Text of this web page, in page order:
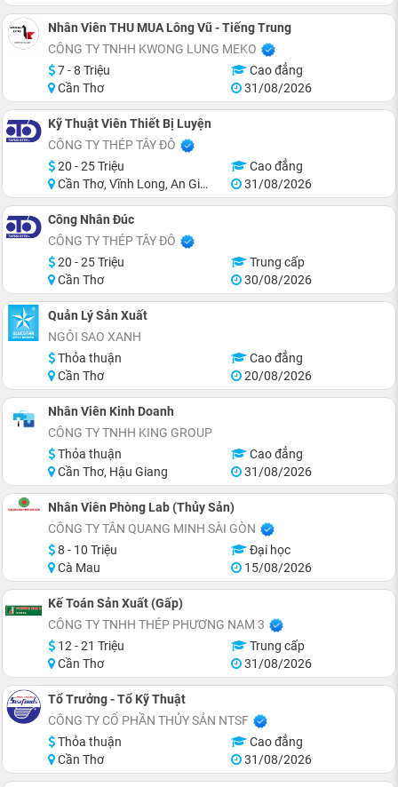
Nhân Viên THU MUA Lông Vũ - Tiếng Trung
CÔNG TY TNHH KWONG LUNG MEKO
7 - 8 Triệu
Cao đẳng
Cần Thơ
31/08/2026
Kỹ Thuật Viên Thiết Bị Luyện
CÔNG TY THÉP TÂY ĐÔ
20 - 25 Triệu
Cao đẳng
Cần Thơ, Vĩnh Long, An Giang
31/08/2026
Công Nhân Đúc
CÔNG TY THÉP TÂY ĐÔ
20 - 25 Triệu
Trung cấp
Cần Thơ
30/08/2026
Quản Lý Sản Xuất
NGÔI SAO XANH
Thỏa thuận
Cao đẳng
Cần Thơ
20/08/2026
Nhân Viên Kinh Doanh
CÔNG TY TNHH KING GROUP
Thỏa thuận
Cao đẳng
Cần Thơ, Hậu Giang
31/08/2026
Nhân Viên Phòng Lab (Thủy Sản)
CÔNG TY TÂN QUANG MINH SÀI GÒN
8 - 10 Triệu
Đại học
Cà Mau
15/08/2026
Kế Toán Sản Xuất (Gấp)
CÔNG TY TNHH THÉP PHƯƠNG NAM 3
12 - 21 Triệu
Trung cấp
Cần Thơ
31/08/2026
Tổ Trưởng - Tổ Kỹ Thuật
CÔNG TY CỔ PHẦN THỦY SẢN NTSF
Thỏa thuận
Cao đẳng
Cần Thơ
31/08/2026